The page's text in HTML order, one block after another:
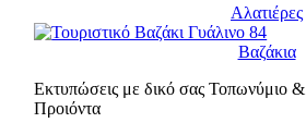
Αλατιέρες
Βαζάκια
Εκτυπώσεις με δικό σας Τοπωνύμιο
Προιόντα